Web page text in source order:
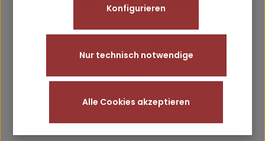
Alle Preise inkl. gesetzl. Mehrwertsteuer zzgl.
Nur technisch notwendige
Konfigurieren
Alle Cookies akzeptieren